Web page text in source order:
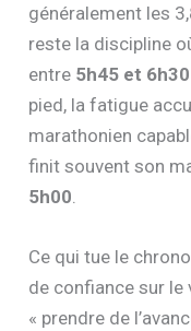
généralement les
reste la discipline
entre 5h45 et 6h30
pied, la fatigue
marathonien
finit souvent son
5h00
Ce qui tue le
de confiance sur le
« prendre de